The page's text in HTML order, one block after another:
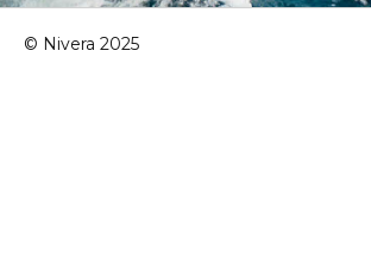
© Nivera 2025